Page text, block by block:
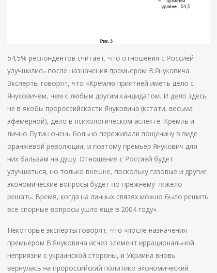
54,5% респондентов считает, что отношения с Россией
улучшились после назначения премьером В.Януковича.
Эксперты говорят, что «Кремлю приятней иметь дело с
Януковичем, чем с любым другим кандидатом. И дело здесь
не в якобы пророссийскости Януковича (кстати, весьма
эфемерной), дело в психологическом аспекте. Кремль и
лично Путин очень больно переживали пощечину в виде
оранжевой революции, и поэтому премьер Янукович для
них бальзам на душу. Отношения с Россией будет
улучшаться, но только внешне, поскольку газовые и другие
экономические вопросы будет по-прежнему тяжело
решать. Время, когда на личных связях можно было решить
все спорные вопросы ушло еще в 2004 году».
Некоторые эксперты говорят, что «после назначения
премьером В.Януковича исчез элемент иррациональной
неприязни с украинской стороны, и Украина вновь
вернулась на пророссийский политико-экономический